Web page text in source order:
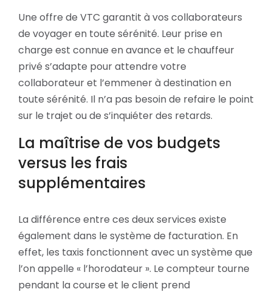
Une offre de VTC garantit à vos collaborateurs
de voyager en toute sérénité. Leur prise en
charge est connue en avance et le chauffeur
privé s’adapte pour attendre votre
collaborateur et l’emmener à destination en
toute sérénité. Il n’a pas besoin de refaire le point
sur le trajet ou de s’inquiéter des retards.
La maîtrise de vos budgets
versus les frais
supplémentaires
La différence entre ces deux services existe
également dans le système de facturation. En
effet, les taxis fonctionnent avec un système que
l’on appelle « l’horodateur ». Le compteur tourne
pendant la course et le client prend